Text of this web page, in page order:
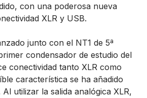
con una poderosa nueva
XLR y USB.
junto con el NT1 de 5ª
condensador de estudio del
conectividad tanto XLR como
característica se ha añadido
utilizar la salida analógica XLR,